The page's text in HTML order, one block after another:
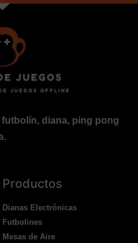
diana, ping pong
Productos
Dianas Electrónicas
Futbolines
Mesas de Aire